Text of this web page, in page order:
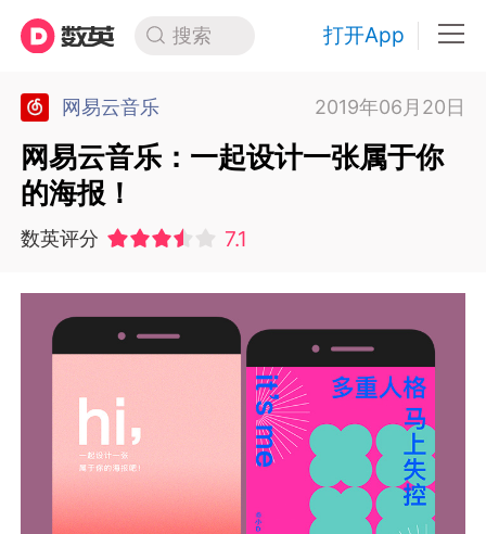
搜索 打开App
网易云音乐 2019年06月20日
网易云音乐：一起设计一张属于你
的海报！
数英评分 7.1